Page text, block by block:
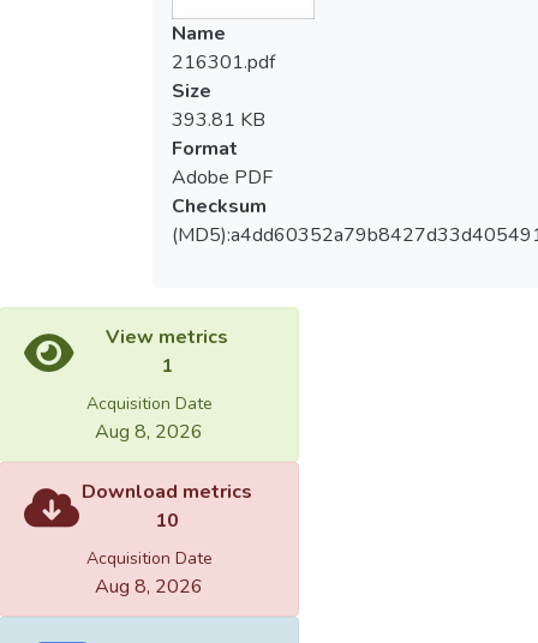
Name
216301.pdf
Size
393.81 KB
Format
Adobe PDF
Checksum
View metrics
1
Acquisition Date
Aug 8, 2026
Download metrics
10
Acquisition Date
Aug 8, 2026